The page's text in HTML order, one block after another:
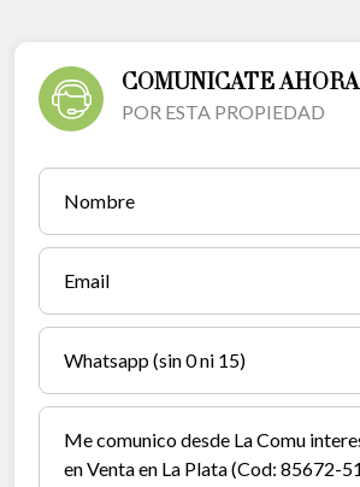
COMUNICATE AHORA
POR ESTA PROPIEDAD